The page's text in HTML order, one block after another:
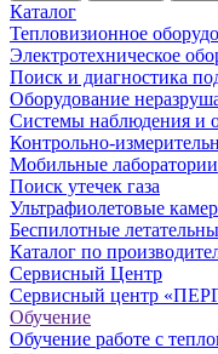
Каталог
Тепловизионное
Электротехническое
Поиск и диагностика
Оборудование
Системы наблюдения и
Контрольно-
Мобильные лаборатории
Поиск утечек газа
Ультрафиолетовые
Беспилотные
Каталог по
Сервисный Центр
Сервисный центр
Обучение
Обучение работе с